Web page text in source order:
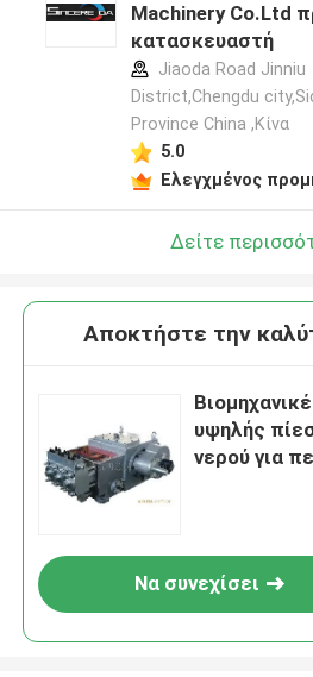
Machinery Co.Ltd
κατασκευαστή
Jiaoda Road Jinniu
District,Chengdu
Province China ,Κίνα
5.0
Ελεγχμένος
Δείτε
Αποκτήστε την
υψηλής
νερού για
Να συνεχίσει